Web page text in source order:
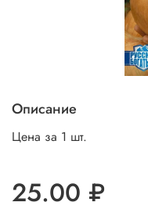
Описание
Цена за 1 шт.
25.00 ₽